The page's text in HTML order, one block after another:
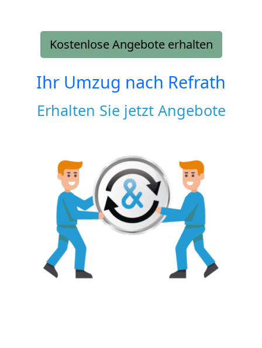
Kostenlose Angebote erhalten
Ihr Umzug nach Refrath
Erhalten Sie jetzt Angebote